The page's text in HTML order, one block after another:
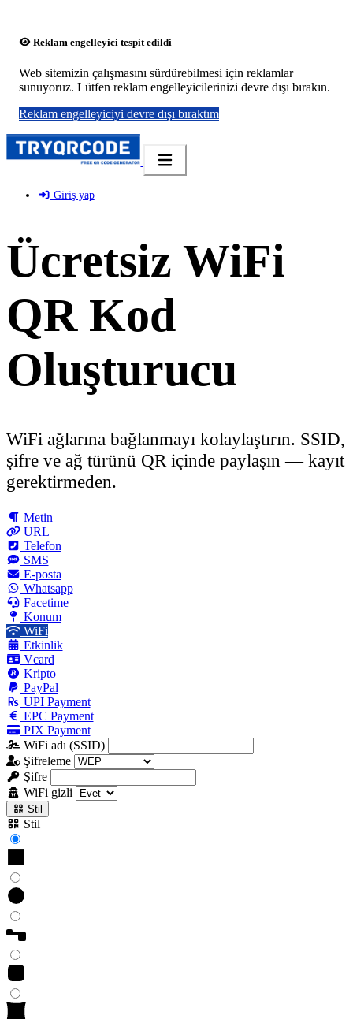
Reklam engelleyici tespit edildi
Web sitemizin çalışmasını sürdürebilmesi için reklamlar
sunuyoruz. Lütfen reklam engelleyicilerinizi devre dışı bırakın.
Reklam engelleyiciyi devre dışı bıraktım
Giriş yap
Ücretsiz WiFi
QR Kod
Oluşturucu
WiFi ağlarına bağlanmayı kolaylaştırın. SSID,
şifre ve ağ türünü QR içinde paylaşın — kayıt
gerektirmeden.
Metin
URL
Telefon
SMS
E-posta
Whatsapp
Facetime
Konum
WiFi
Etkinlik
Vcard
Kripto
PayPal
UPI Payment
EPC Payment
PIX Payment
WiFi adı (SSID)
Şifreleme
Şifre
WiFi gizli
Stil
Stil